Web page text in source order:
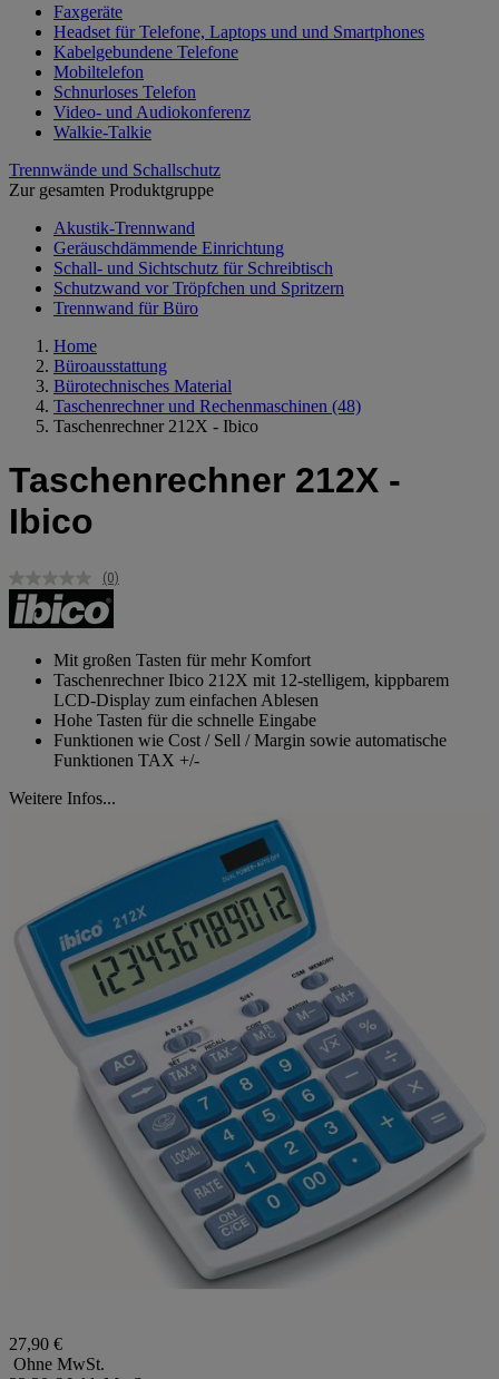
Faxgeräte
Headset für Telefone, Laptops und und Smartphones
Kabelgebundene Telefone
Mobiltelefon
Schnurloses Telefon
Video- und Audiokonferenz
Walkie-Talkie
Trennwände und Schallschutz
Zur gesamten Produktgruppe
Akustik-Trennwand
Geräuschdämmende Einrichtung
Schall- und Sichtschutz für Schreibtisch
Schutzwand vor Tröpfchen und Spritzern
Trennwand für Büro
Home
Büroausstattung
Bürotechnisches Material
Taschenrechner und Rechenmaschinen (48)
Taschenrechner 212X - Ibico
Taschenrechner 212X -
Ibico
Kein
Beurteilungswert.
Link
derselben
Seite.
(0)
Mit großen Tasten für mehr Komfort
Taschenrechner Ibico 212X mit 12-stelligem, kippbarem
LCD-Display zum einfachen Ablesen
Hohe Tasten für die schnelle Eingabe
Funktionen wie Cost / Sell / Margin sowie automatische
Funktionen TAX +/-
Weitere Infos...
27,90 €
Ohne MwSt.